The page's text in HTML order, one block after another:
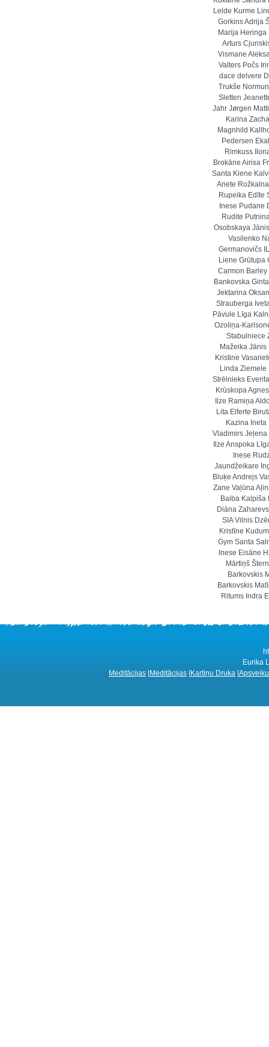
Lelde Kurme
GorkinsAdrija
Marija Heringa
Arturs
Vismane
Valters Počs
dace delvere
Trukše
Sletten
Jahr Jørgen
Karina
Magnhild
Pedersen
Rimkuss
Brokāne Airisa
Santa Kiene
Anete Rožkalna
Rupeika Edīte
Inese Pudane
Rudite
Osobskaya
Vasilenko
Germanovičs
Liene Grūtupa
Carmon Barley
Bankovska
Jektarina
Strauberga
Pāvule Līga
Ozoliņa-
Stabulniece
Mažeika Jānis
Kristine
Linda Ziemele
Strēlnieks
Krūskopa
Ilze Ramiņa
Lita Elferte
Kazina Ineta
Vladimirs Jeļena
Ilze Anspoka
Inese
Jaundžeikare
Bluķe Andrejs
Zane Vaļūna
Baiba Kalpiša
Diāna
SIA Vilnis
Kristīne
Gym Santa
Inese Eisāne
Mārtiņš
Barkovskis
Barkovskis
Ritums Indra
Eurika
Meditācijas Meditācijas Kartiņu Druka